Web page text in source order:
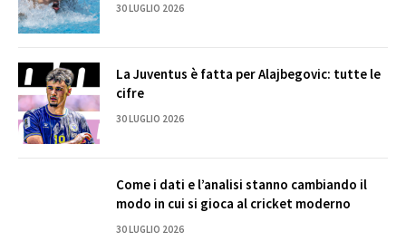
30 LUGLIO 2026
La Juventus è fatta per Alajbegovic: tutte le
cifre
30 LUGLIO 2026
Come i dati e l’analisi stanno cambiando il
modo in cui si gioca al cricket moderno
30 LUGLIO 2026